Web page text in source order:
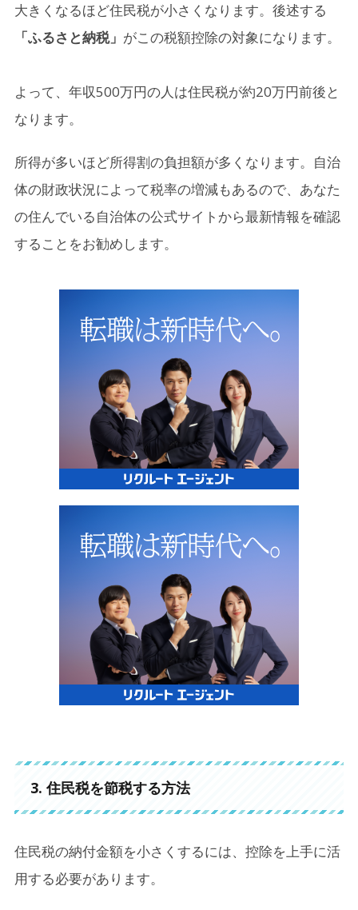
大きくなるほど住民税が小さくなります。後述する
「ふるさと納税」 がこの税額控除の対象になります。
よって、年収500万円の人は住民税が約20万円前後と
なります。
所得が多いほど所得割の負担額が多くなります。自治
体の財政状況によって税率の増減もあるので、あなた
の住んでいる自治体の公式サイトから最新情報を確認
することをお勧めします。
3. 住民税を節税する方法
住民税の納付金額を小さくするには、控除を上手に活
用する必要があります。